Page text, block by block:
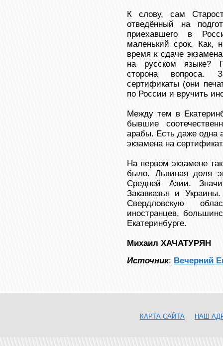
К слову, сам
отведённый на
приехавшего в
маленький срок. Как,
время к сдаче
на русском языке?
сторона вопроса.
сертификаты (они
по России и вручить
Между тем в
бывшие
арабы. Есть даже одна
экзамена на
На первом экзамене
было. Львиная доля
Средней Азии.
Закавказья и
Свердловскую
иностранцев,
Екатеринбурге.
Михаил ХАЧАТУРЯН
Источник: Вечерний
КАРТА САЙТА НАШ